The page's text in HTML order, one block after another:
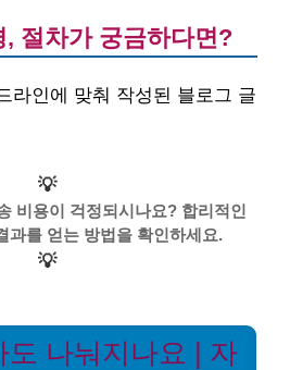
, 절차가 궁금하다면?
라인에 맞춰 작성된 블로그 글
💡
비용이 걱정되시나요? 합리적인
과를 얻는 방법을 확인하세요.
💡
도 나눠지나요 | 자